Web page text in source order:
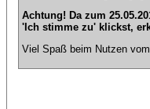
Achtung! Da zum
'Ich stimme zu' klickst,
Viel Spaß beim Nutzen